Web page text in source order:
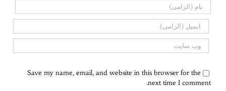
Save my name, email, and website in this browser for the
next time I comment.